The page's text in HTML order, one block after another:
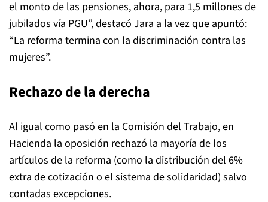
el monto de las pensiones, ahora, para 1,5 millones de
jubilados vía PGU”, destacó Jara a la vez que apuntó:
“La reforma termina con la discriminación contra las
mujeres”.
Rechazo de la derecha
Al igual como pasó en la Comisión del Trabajo, en
Hacienda la oposición rechazó la mayoría de los
artículos de la reforma (como la distribución del 6%
extra de cotización o el sistema de solidaridad) salvo
contadas excepciones.